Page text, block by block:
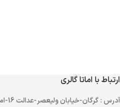
ارتباط با اماتا گالری
آدرس: گرگان-خیابان ولیعصر-عدالت 16-اماتا گالری